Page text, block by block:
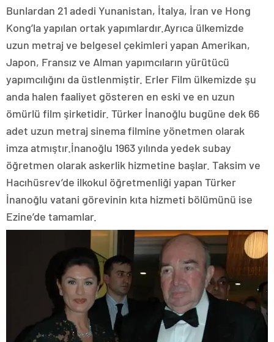
Bunlardan 21 adedi Yunanistan, İtalya, İran ve Hong
Kong’la yapılan ortak yapımlardır.Ayrıca ülkemizde
uzun metraj ve belgesel çekimleri yapan Amerikan,
Japon, Fransız ve Alman yapımcıların yürütücü
yapımcılığını da üstlenmiştir. Erler Film ülkemizde şu
anda halen faaliyet gösteren en eski ve en uzun
ömürlü film şirketidir. Türker İnanoğlu bugüne dek 66
adet uzun metraj sinema filmine yönetmen olarak
imza atmıştır.İnanoğlu 1963 yılında yedek subay
öğretmen olarak askerlik hizmetine başlar. Taksim ve
Hacıhüsrev’de ilkokul öğretmenliği yapan Türker
İnanoğlu vatani görevinin kıta hizmeti bölümünü ise
Ezine’de tamamlar.